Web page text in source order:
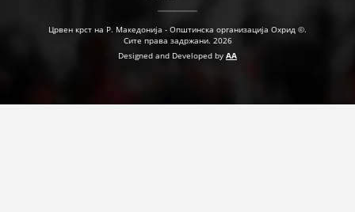
Црвен крст на Р. Македонија - Општинска организација Охрид ©.
Сите права задржани. 2026
Designed and Developed by AA